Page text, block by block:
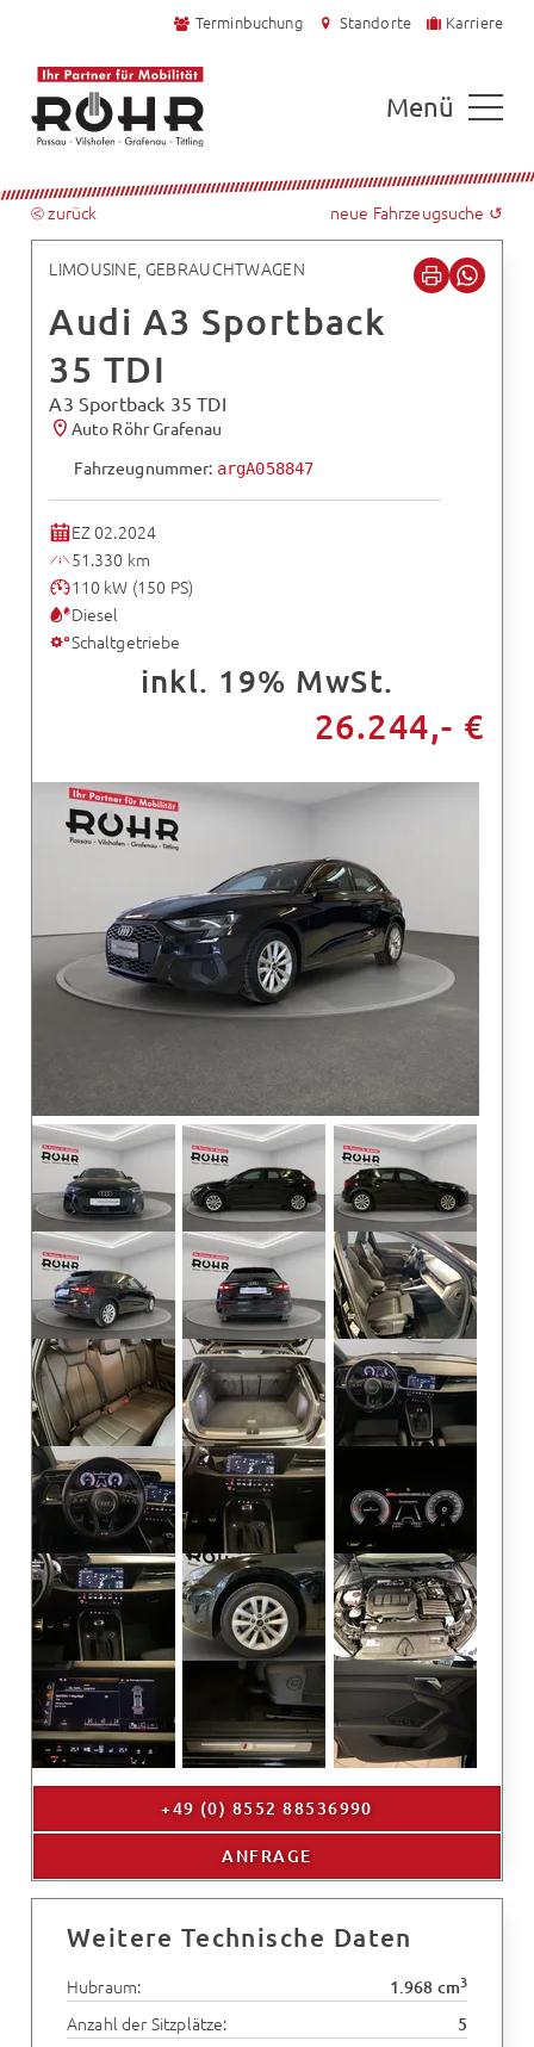
Terminbuchung Standorte Karriere
Menü
⧀ zurück neue Fahrzeugsuche ↺
LIMOUSINE, GEBRAUCHTWAGEN
Audi A3 Sportback
35 TDI
A3 Sportback 35 TDI
Auto Röhr Grafenau
Fahrzeugnummer: argA058847
EZ 02.2024
51.330 km
110 kW (150 PS)
Diesel
Schaltgetriebe
inkl. 19% MwSt.
26.244,- €
+49 (0) 8552 88536990
ANFRAGE
Weitere Technische Daten
Hubraum: 1.968 cm3
Anzahl der Sitzplätze: 5